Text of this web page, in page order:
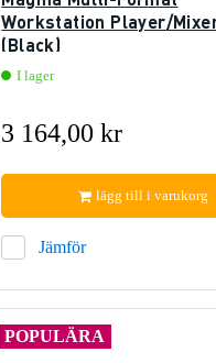
Workstation Player/
(Black)
I lager
3 164,00 kr
Jämför
lägg till i varukorg
POPULÄRA